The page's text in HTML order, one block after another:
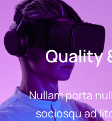
Quality
Nullam porta
sociosqu ad